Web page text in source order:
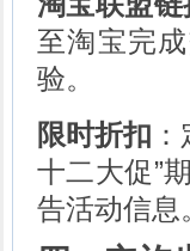
至淘宝完
验。
限时折扣
十二大促”
告活动信息